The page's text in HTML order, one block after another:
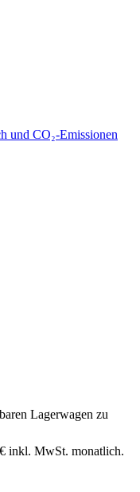
und CO₂-Emissionen
Lagerwagen zu
inkl. MwSt. monatlich.